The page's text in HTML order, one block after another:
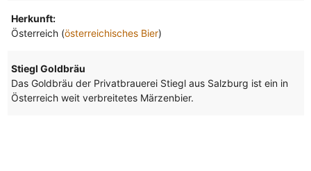
Herkunft:
Österreich (österreichisches Bier)
Stiegl Goldbräu
Das Goldbräu der Privatbrauerei Stiegl aus Salzburg ist ein in
Österreich weit verbreitetes Märzenbier.